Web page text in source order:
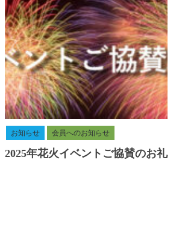
お知らせ 会員へのお知らせ
2025年花火イベントご協賛のお礼